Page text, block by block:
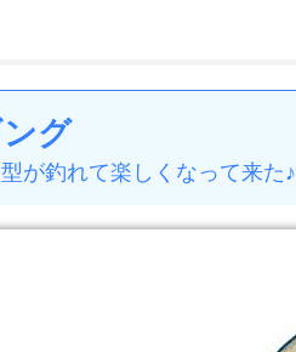
グ
が釣れて楽しくなって来た♪